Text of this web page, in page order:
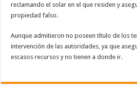
reclamando el solar en el que residen y
propiedad falso.
Aunque admitieron no poseen título de los
intervención de las autoridades, ya que
escasos recursos y no tienen a donde ir.